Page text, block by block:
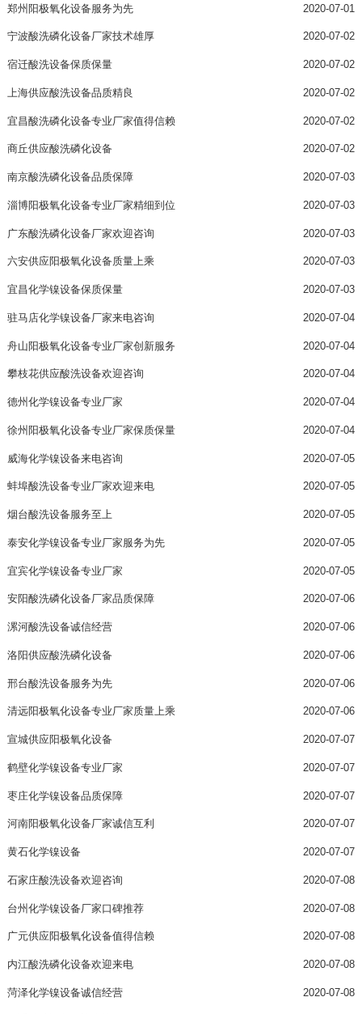
郑州阳极氧化设备服务为先 2020-07-01
宁波酸洗磷化设备厂家技术雄厚 2020-07-02
宿迁酸洗设备保质保量 2020-07-02
上海供应酸洗设备品质精良 2020-07-02
宜昌酸洗磷化设备专业厂家值得信赖 2020-07-02
商丘供应酸洗磷化设备 2020-07-02
南京酸洗磷化设备品质保障 2020-07-03
淄博阳极氧化设备专业厂家精细到位 2020-07-03
广东酸洗磷化设备厂家欢迎咨询 2020-07-03
六安供应阳极氧化设备质量上乘 2020-07-03
宜昌化学镍设备保质保量 2020-07-03
驻马店化学镍设备厂家来电咨询 2020-07-04
舟山阳极氧化设备专业厂家创新服务 2020-07-04
攀枝花供应酸洗设备欢迎咨询 2020-07-04
德州化学镍设备专业厂家 2020-07-04
徐州阳极氧化设备专业厂家保质保量 2020-07-04
威海化学镍设备来电咨询 2020-07-05
蚌埠酸洗设备专业厂家欢迎来电 2020-07-05
烟台酸洗设备服务至上 2020-07-05
泰安化学镍设备专业厂家服务为先 2020-07-05
宜宾化学镍设备专业厂家 2020-07-05
安阳酸洗磷化设备厂家品质保障 2020-07-06
漯河酸洗设备诚信经营 2020-07-06
洛阳供应酸洗磷化设备 2020-07-06
邢台酸洗设备服务为先 2020-07-06
清远阳极氧化设备专业厂家质量上乘 2020-07-06
宣城供应阳极氧化设备 2020-07-07
鹤壁化学镍设备专业厂家 2020-07-07
枣庄化学镍设备品质保障 2020-07-07
河南阳极氧化设备厂家诚信互利 2020-07-07
黄石化学镍设备 2020-07-07
石家庄酸洗设备欢迎咨询 2020-07-08
台州化学镍设备厂家口碑推荐 2020-07-08
广元供应阳极氧化设备值得信赖 2020-07-08
内江酸洗磷化设备欢迎来电 2020-07-08
菏泽化学镍设备诚信经营 2020-07-08